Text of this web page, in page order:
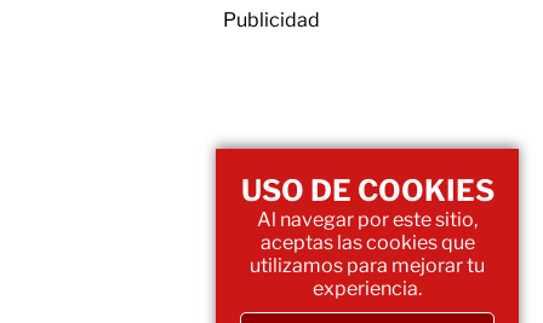
Publicidad
USO DE COOKIES
Al navegar por este sitio,
aceptas las cookies que
utilizamos para mejorar tu
experiencia.